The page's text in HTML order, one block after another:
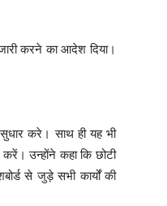
करने का आदेश दिया।
करे। साथ ही यह भी
उन्होंने कहा कि छोटी
से जुड़े सभी कार्यों की